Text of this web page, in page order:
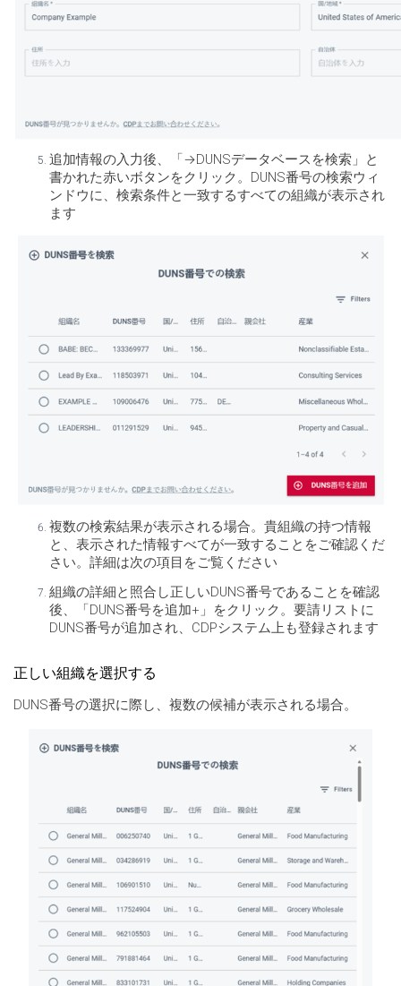
追加情報の入力後、「→DUNSデータベースを検索」と
書かれた赤いボタンをクリック。DUNS番号の検索ウィ
ンドウに、検索条件と一致するすべての組織が表示され
ます
複数の検索結果が表示される場合。貴組織の持つ情報
と、表示された情報すべてが一致することをご確認くだ
さい。詳細は次の項目をご覧ください
組織の詳細と照合し正しいDUNS番号であることを確認
後、「DUNS番号を追加+」をクリック。要請リストに
DUNS番号が追加され、CDPシステム上も登録されます
正しい組織を選択する
DUNS番号の選択に際し、複数の候補が表示される場合。